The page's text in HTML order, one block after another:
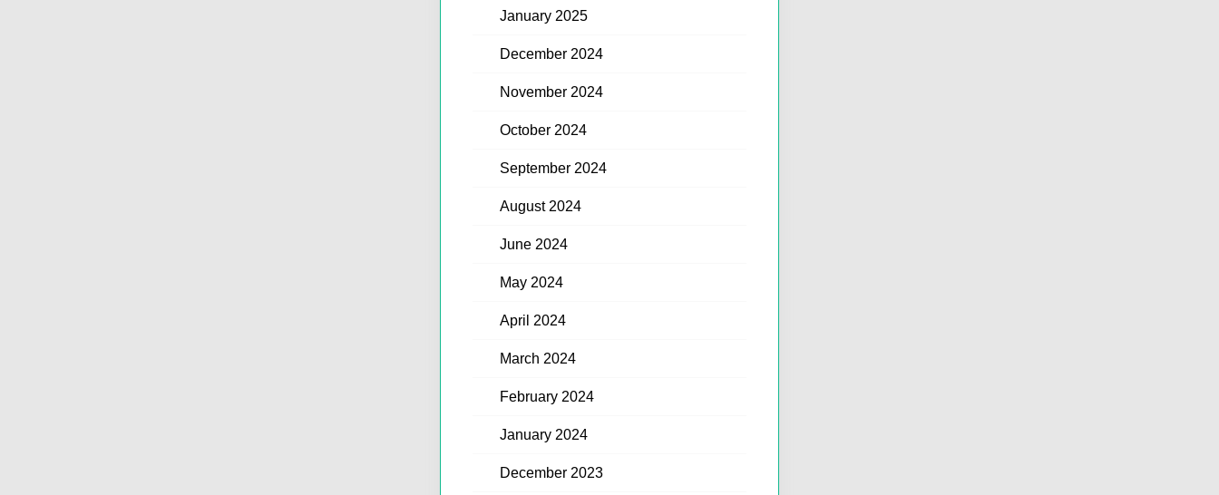
January 2025
December 2024
November 2024
October 2024
September 2024
August 2024
June 2024
May 2024
April 2024
March 2024
February 2024
January 2024
December 2023